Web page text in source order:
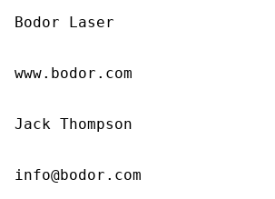
Bodor Laser
www.bodor.com
Jack Thompson
info@bodor.com